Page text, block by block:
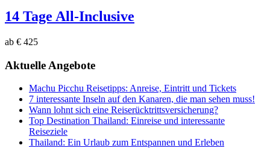
14 Tage All-Inclusive
ab € 425
Aktuelle Angebote
Machu Picchu Reisetipps: Anreise, Eintritt und Tickets
7 interessante Inseln auf den Kanaren, die man sehen muss!
Wann lohnt sich eine Reiserücktrittsversicherung?
Top Destination Thailand: Einreise und interessante
Reiseziele
Thailand: Ein Urlaub zum Entspannen und Erleben